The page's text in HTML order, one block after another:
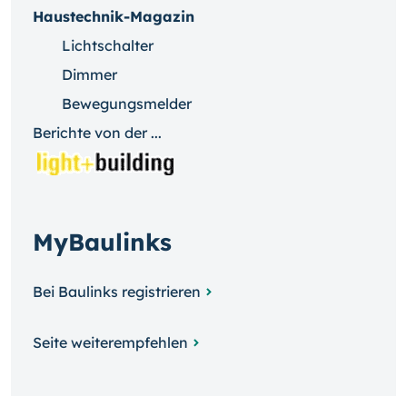
Haustechnik-Magazin
Lichtschalter
Dimmer
Bewegungsmelder
Berichte von der ...
MyBaulinks
Bei Baulinks registrieren
Seite weiterempfehlen